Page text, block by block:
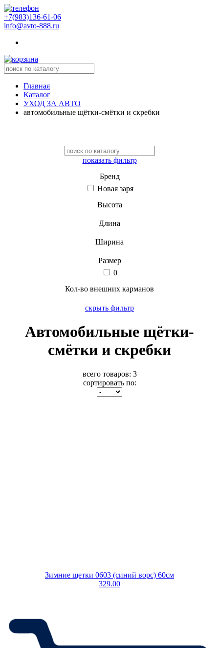
+7(983)136-61-06
info@avto-888.ru
Главная
Каталог
УХОД ЗА АВТО
автомобильные щётки-смётки и скребки
показать фильтр
Бренд
Новая заря
Высота
Длина
Ширина
Размер
0
Кол-во внешних карманов
скрыть фильтр
Автомобильные щётки-
смётки и скребки
всего товаров: 3
сортировать по:
Зимние щетки 0603 (синий ворс) 60см
329.00